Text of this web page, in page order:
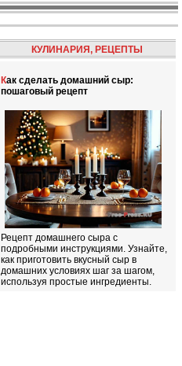
КУЛИНАРИЯ, РЕЦЕПТЫ
Как сделать домашний сыр:
пошаговый рецепт
Рецепт домашнего сыра с
подробными инструкциями. Узнайте,
как приготовить вкусный сыр в
домашних условиях шаг за шагом,
используя простые ингредиенты.